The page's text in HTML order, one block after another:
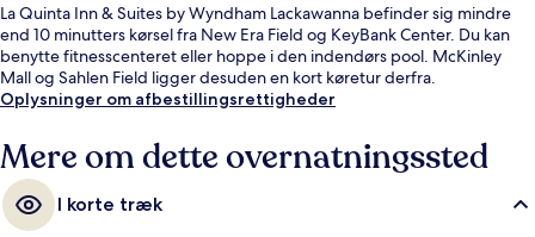
La Quinta Inn & Suites by Wyndham Lackawanna befinder sig mindre
end 10 minutters kørsel fra New Era Field og KeyBank Center. Du kan
benytte fitnesscenteret eller hoppe i den indendørs pool. McKinley
Mall og Sahlen Field ligger desuden en kort køretur derfra.
Oplysninger om afbestillingsrettigheder
Mere om dette overnatningssted
I korte træk